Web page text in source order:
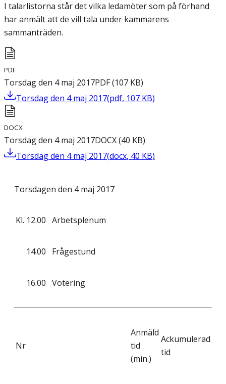
I talarlistorna står det vilka ledamöter som på förhand
har anmält att de vill tala under kammarens
sammanträden.
PDF
Torsdag den 4 maj 2017PDF(107 KB)
Torsdag den 4 maj 2017(pdf, 107 KB)
DOCX
Torsdag den 4 maj 2017DOCX(40 KB)
Torsdag den 4 maj 2017(docx, 40 KB)
Torsdagen den 4 maj 2017
Kl. 12.00 Arbetsplenum
14.00 Frågestund
16.00 Votering
Nr
Anmäld
tid
(min.)
Ackumulerad
tid